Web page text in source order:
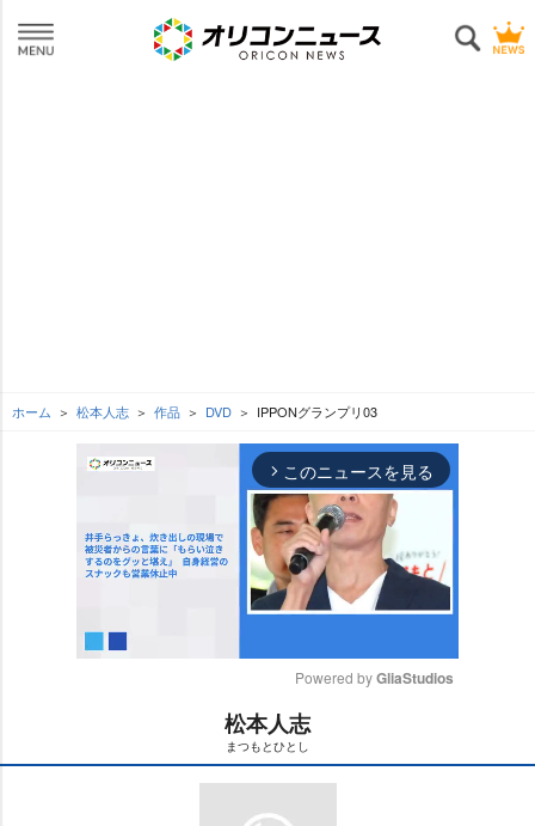
ホーム 松本人志 作品 DVD IPPONグランプリ03
arrow_forward_ios このニュースを見る
t
Powered by GliaStudios
松本人志
まつもとひとし